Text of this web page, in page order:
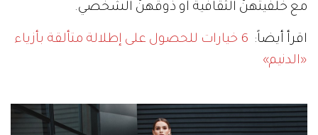
مع خلفيتهنّ الثقافية أو ذوقهنّ الشخصي.
اقرأ أيضاً:
6 خيارات للحصول على إطلالة متألقة بأزياء
«الدنيم»